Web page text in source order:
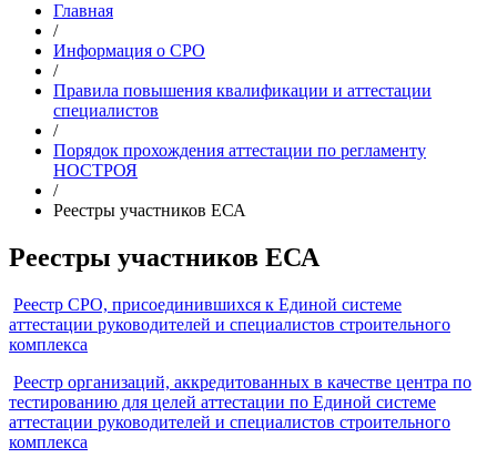
Главная
/
Информация о СРО
/
Правила повышения квалификации и аттестации
специалистов
/
Порядок прохождения аттестации по регламенту
НОСТРОЯ
/
Реестры участников ЕСА
Реестры участников ЕСА
Реестр СРО, присоединившихся к Единой системе
аттестации руководителей и специалистов строительного
комплекса
Реестр организаций, аккредитованных в качестве центра по
тестированию для целей аттестации по Единой системе
аттестации руководителей и специалистов строительного
комплекса